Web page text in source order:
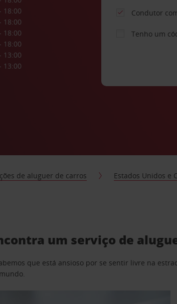
18:00
18:00
18:00
18:00
13:00
13:00
Condutor
Tenho um
de aluguer de carros Estados Unidos e
um serviço de
que está ansioso por se sentir livre na